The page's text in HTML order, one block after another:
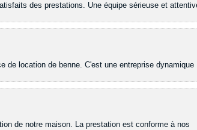
des prestations. Une équipe sérieuse et
location de benne. C'est une entreprise dynamique
de notre maison. La prestation est conforme à nos